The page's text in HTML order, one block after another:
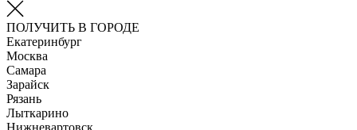
ПОЛУЧИТЬ В ГОРОДЕ
Екатеринбург
Москва
Самара
Зарайск
Рязань
Лыткарино
Нижневартовск